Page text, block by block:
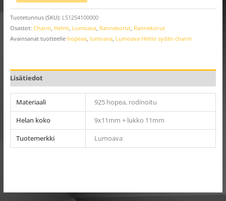
Tuotetunnus (SKU): L51254100000
Osastot: Charm, Helmi, Lumoava, Rannekorut, Rannekorut
Avainsanat tuotteelle hopeaa, lumoava, Lumoava Helmi sydän charm
Lisätiedot
Materiaali
925 hopea, rodinoitu
Helan koko
9x11mm + lukko 11mm
Tuotemerkki
Lumoava